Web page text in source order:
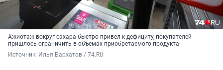
Ажиотаж вокруг сахара быстро привел к дефициту, покупателей
пришлось ограничить в объемах приобретаемого продукта
Источник: Илья Бархатов / 74.RU